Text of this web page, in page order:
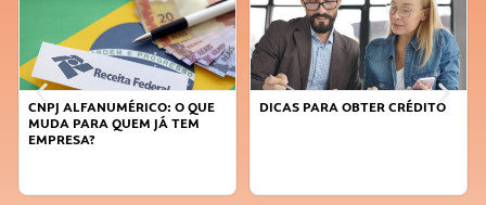
O QUE
JÁ TEM
DICAS PARA OBTER CRÉDITO
FAÇA A